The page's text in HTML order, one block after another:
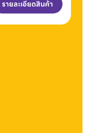
รายละเอียดสินค้า